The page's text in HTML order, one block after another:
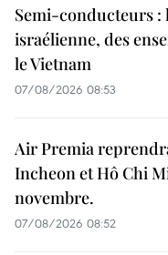
Semi-conducteurs :
israélienne, des
le Vietnam
07/08/2026 08:53
Air Premia
Incheon et Hô Chi
novembre.
07/08/2026 08:52